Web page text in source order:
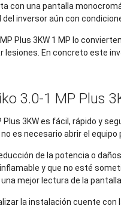
con una pantalla
inversor aún con
Plus 3KW 1 MP lo
En concreto este
3.0-1 MP Plus
3KW es fácil, rápido y
es necesario abrir el
de la potencia o
y que no esté
mejor lectura de la
la instalación cuente con